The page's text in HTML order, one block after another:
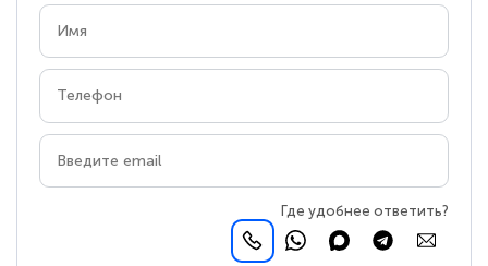
Где удобнее ответить?